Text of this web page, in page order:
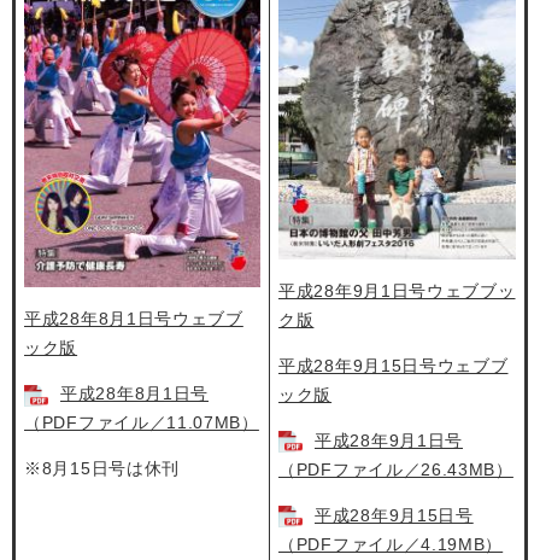
平成28年8月1日号ウェブブ
ック版
平成28年8月1日号
（PDFファイル／11.07MB）
※8月15日号は休刊
平成28年9月1日号ウェブブッ
ク版
平成28年9月15日号ウェブブ
ック版
平成28年9月1日号
（PDFファイル／26.43MB）
平成28年9月15日号
（PDFファイル／4.19MB）